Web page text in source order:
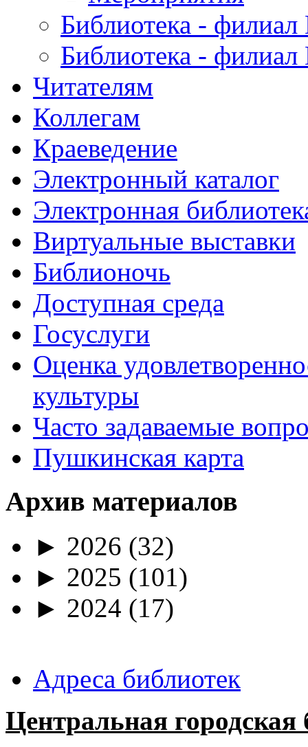
Библиотека -
Библиотека -
Читателям
Коллегам
Краеведение
Электронный каталог
Электронная
Виртуальные выставки
Библионочь
Доступная среда
Госуслуги
Оценка
культуры
Часто задаваемые
Пушкинская карта
Архив материалов
► 2026 (32)
► 2025 (101)
► 2024 (17)
Адреса библиотек
Центральная